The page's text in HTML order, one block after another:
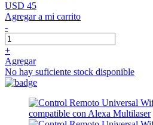
USD 45
Agregar a mi carrito
-
+
Agregar
No hay suficiente stock disponible